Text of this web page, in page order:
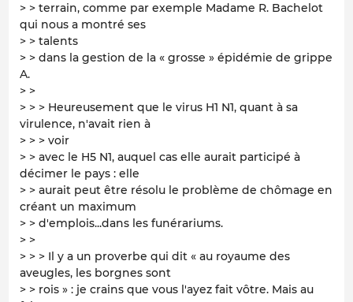
> > terrain, comme par exemple Madame R. Bachelot
qui nous a montré ses
> > talents
> > dans la gestion de la « grosse » épidémie de grippe
A.
> >
> > > Heureusement que le virus H1 N1, quant à sa
virulence, n'avait rien à
> > > voir
> > avec le H5 N1, auquel cas elle aurait participé à
décimer le pays : elle
> > aurait peut être résolu le problème de chômage en
créant un maximum
> > d'emplois...dans les funérariums.
> >
> > > Il y a un proverbe qui dit « au royaume des
aveugles, les borgnes sont
> > rois » : je crains que vous l'ayez fait vôtre. Mais au